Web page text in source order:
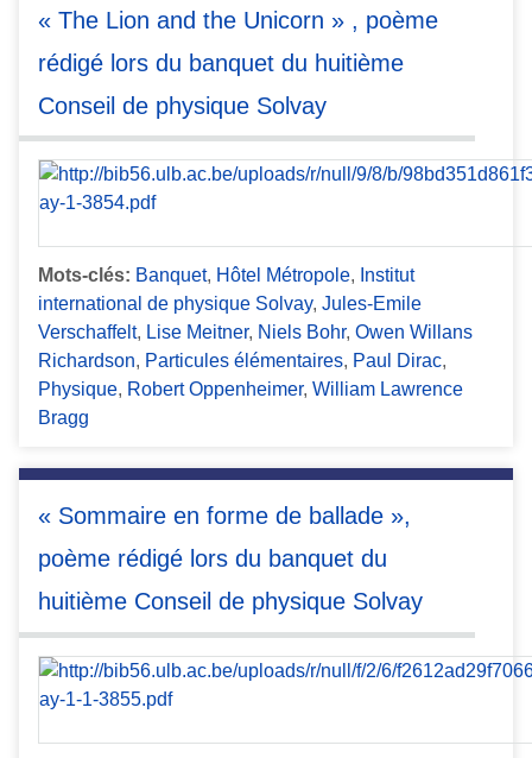
« The Lion and the Unicorn » , poème
rédigé lors du banquet du huitième
Conseil de physique Solvay
Mots-clés: Banquet, Hôtel Métropole, Institut
international de physique Solvay, Jules-Emile
Verschaffelt, Lise Meitner, Niels Bohr, Owen Willans
Richardson, Particules élémentaires, Paul Dirac,
Physique, Robert Oppenheimer, William Lawrence
Bragg
« Sommaire en forme de ballade »,
poème rédigé lors du banquet du
huitième Conseil de physique Solvay